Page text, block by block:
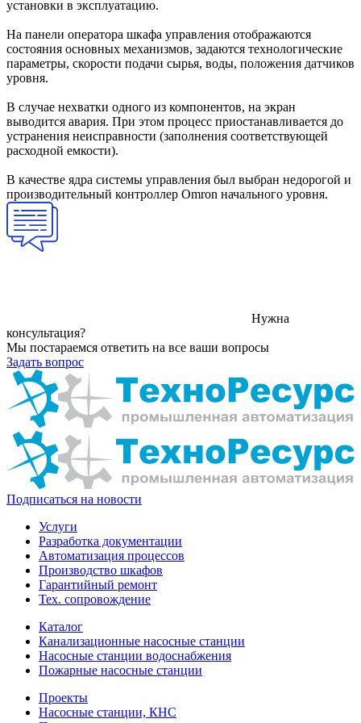
установки в эксплуатацию.
На панели оператора шкафа управления отображаются
состояния основных механизмов, задаются технологические
параметры, скорости подачи сырья, воды, положения датчиков
уровня.
В случае нехватки одного из компонентов, на экран
выводится авария. При этом процесс приостанавливается до
устранения неисправности (заполнения соответствующей
расходной емкости).
В качестве ядра системы управления был выбран недорогой и
производительный контроллер Omron начального уровня.
Нужна
консультация?
Мы постараемся ответить на все ваши вопросы
Задать вопрос
Подписаться на новости
Услуги
Разработка документации
Автоматизация процессов
Производство шкафов
Гарантийный ремонт
Тех. сопровождение
Каталог
Канализационные насосные станции
Насосные станции водоснабжения
Пожарные насосные станции
Проекты
Насосные станции, КНС